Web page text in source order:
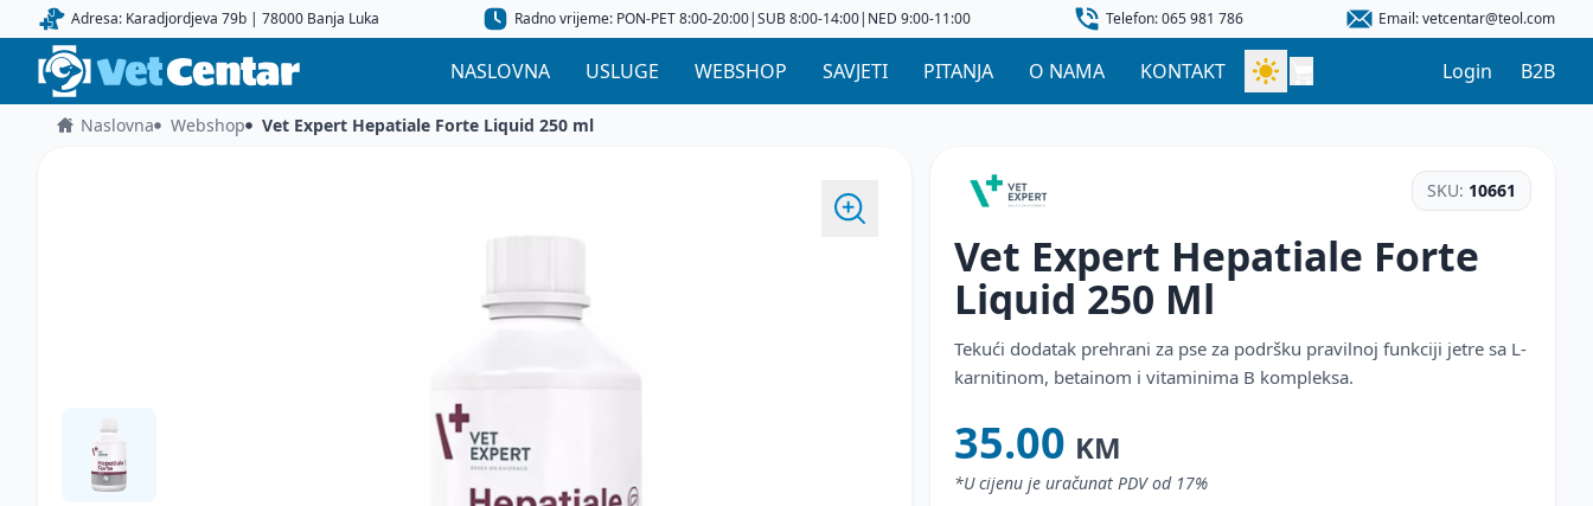
Adresa: Karadjordjeva 79b | 78000 Banja Luka Radno vrijeme: PON-PET 8:00-20:00|SUB 8:00-14:00|NED 9:00-11:00 Telefon: 065 981 786 Email: vetcentar@teol.com
NASLOVNA USLUGE WEBSHOP SAVJETI PITANJA O NAMA KONTAKT Login B2B
Naslovna Webshop Vet Expert Hepatiale Forte Liquid 250 ml
SKU: 10661
Vet Expert Hepatiale Forte
Liquid250 Ml
Tekući dodatak prehrani za pse za podršku pravilnoj funkciji jetre sa L-
karnitinom, betainom i vitaminima B kompleksa.
35.00 KM
*U cijenu je uračunat PDV od 17%